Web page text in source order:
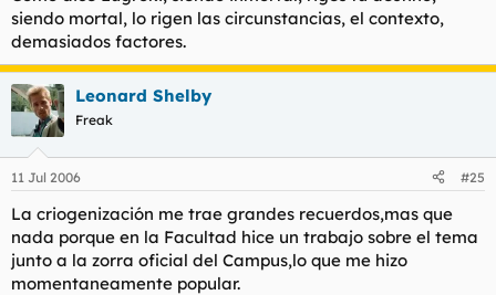
siendo mortal, lo rigen las circunstancias, el contexto,
demasiados factores.
Leonard Shelby
Freak
11 Jul 2006 #25
La criogenización me trae grandes recuerdos,mas que
nada porque en la Facultad hice un trabajo sobre el tema
junto a la zorra oficial del Campus,lo que me hizo
momentaneamente popular.